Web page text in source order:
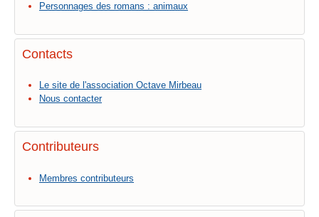
Personnages des romans : animaux
Contacts
Le site de l'association Octave Mirbeau
Nous contacter
Contributeurs
Membres contributeurs